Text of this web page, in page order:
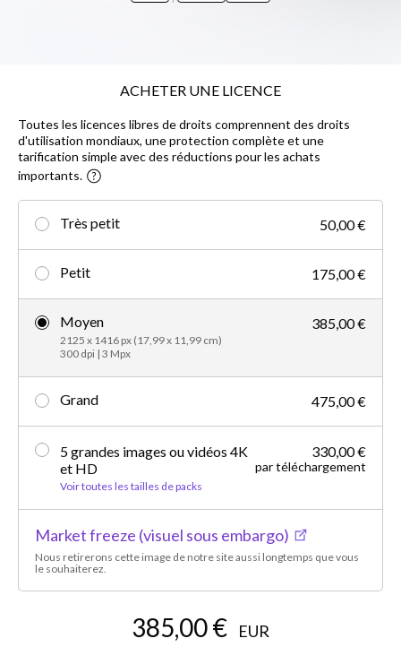
ACHETER UNE LICENCE
Toutes les licences libres de droits comprennent des droits
d'utilisation mondiaux, une protection complète et une
tarification simple avec des réductions pour les achats
importants.
Très petit 50,00 €
Petit 175,00 €
Moyen
2125 x 1416 px (17,99 x 11,99 cm)
300 dpi | 3 Mpx
385,00 €
Grand 475,00 €
5 grandes images ou vidéos 4K
et HD
Voir toutes les tailles de packs
330,00 €
par téléchargement
Market freeze (visuel sous embargo)
Nous retirerons cette image de notre site aussi longtemps que vous
le souhaiterez.
385,00 € EUR